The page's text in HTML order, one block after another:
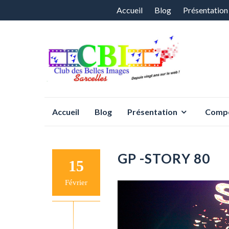
Aller
contenu
Accueil Blog Présentation
Accueil Blog Présentation
15
Février
GP -STORY 80